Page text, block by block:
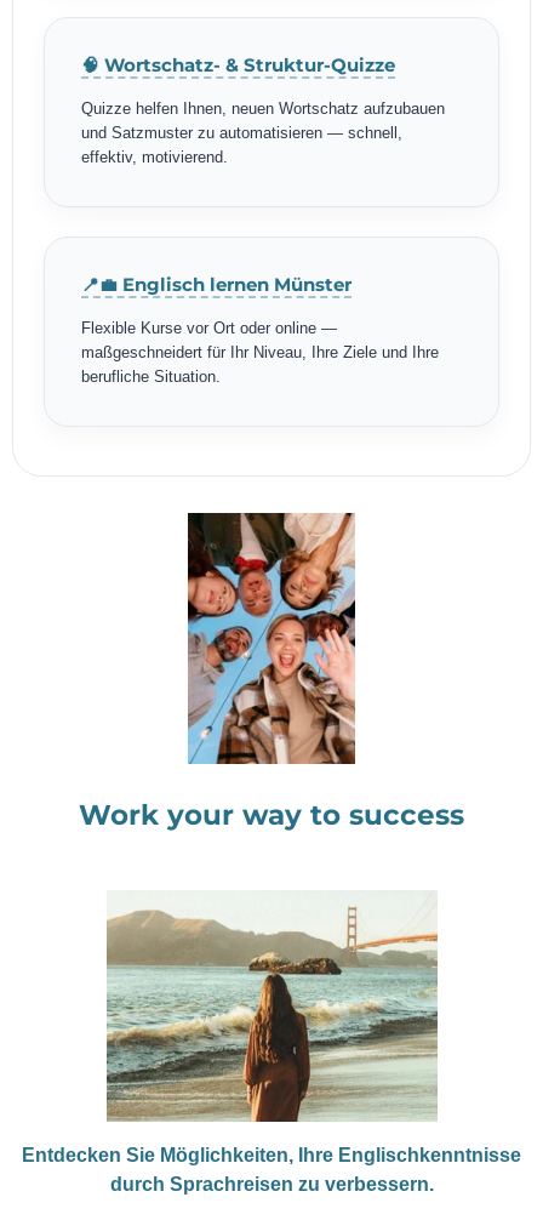
🧠 Wortschatz- & Struktur-Quizze
Quizze helfen Ihnen, neuen Wortschatz aufzubauen
und Satzmuster zu automatisieren — schnell,
effektiv, motivierend.
📍💼 Englisch lernen Münster
Flexible Kurse vor Ort oder online —
maßgeschneidert für Ihr Niveau, Ihre Ziele und Ihre
berufliche Situation.
Work your way to success
Entdecken Sie Möglichkeiten, Ihre Englischkenntnisse
durch Sprachreisen zu verbessern.